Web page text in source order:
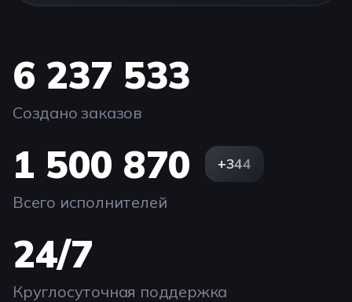
6 237 533
Создано заказов
1 500 870 +344
Всего исполнителей
24/7
Круглосуточная поддержка